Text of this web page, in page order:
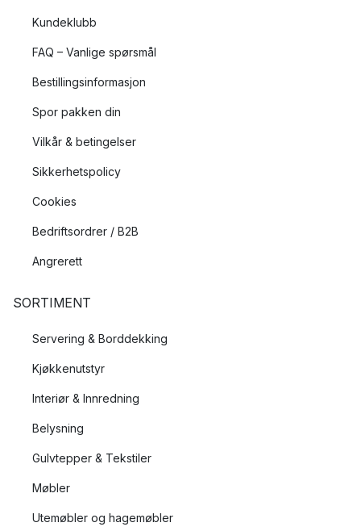
Kundeklubb
FAQ – Vanlige spørsmål
Bestillingsinformasjon
Spor pakken din
Vilkår & betingelser
Sikkerhetspolicy
Cookies
Bedriftsordrer / B2B
Angrerett
SORTIMENT
Servering & Borddekking
Kjøkkenutstyr
Interiør & Innredning
Belysning
Gulvtepper & Tekstiler
Møbler
Utemøbler og hagemøbler